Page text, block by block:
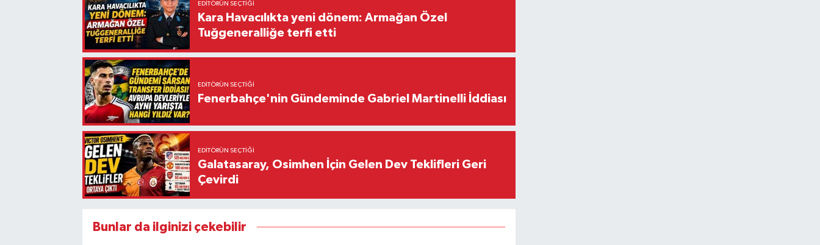
EDITÖRÜN SEÇTIĞI
Kara Havacılıkta yeni dönem: Armağan Özel
Tuğgeneralliğe terfi etti
EDITÖRÜN SEÇTIĞI
Fenerbahçe'nin Gündeminde Gabriel Martinelli İddiası
EDITÖRÜN SEÇTIĞI
Galatasaray, Osimhen İçin Gelen Dev Teklifleri Geri
Çevirdi
Bunlar da ilginizi çekebilir